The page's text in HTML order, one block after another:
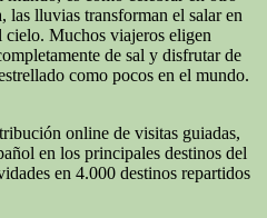
las lluvias transforman el salar en
cielo. Muchos viajeros eligen
de sal y disfrutar de
como pocos en el mundo.
online de visitas guiadas,
en los principales destinos del
en 4.000 destinos repartidos